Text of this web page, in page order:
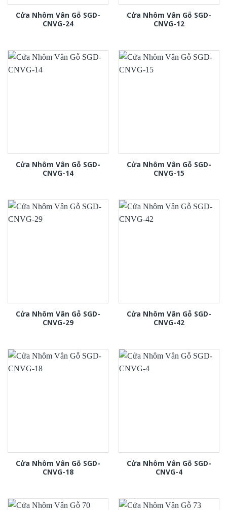
Cửa Nhôm Vân Gỗ SGD-
CNVG-24
Cửa Nhôm Vân Gỗ SGD-
CNVG-12
Cửa Nhôm Vân Gỗ SGD-
CNVG-14
Cửa Nhôm Vân Gỗ SGD-
CNVG-15
Cửa Nhôm Vân Gỗ SGD-
CNVG-29
Cửa Nhôm Vân Gỗ SGD-
CNVG-42
Cửa Nhôm Vân Gỗ SGD-
CNVG-18
Cửa Nhôm Vân Gỗ SGD-
CNVG-4